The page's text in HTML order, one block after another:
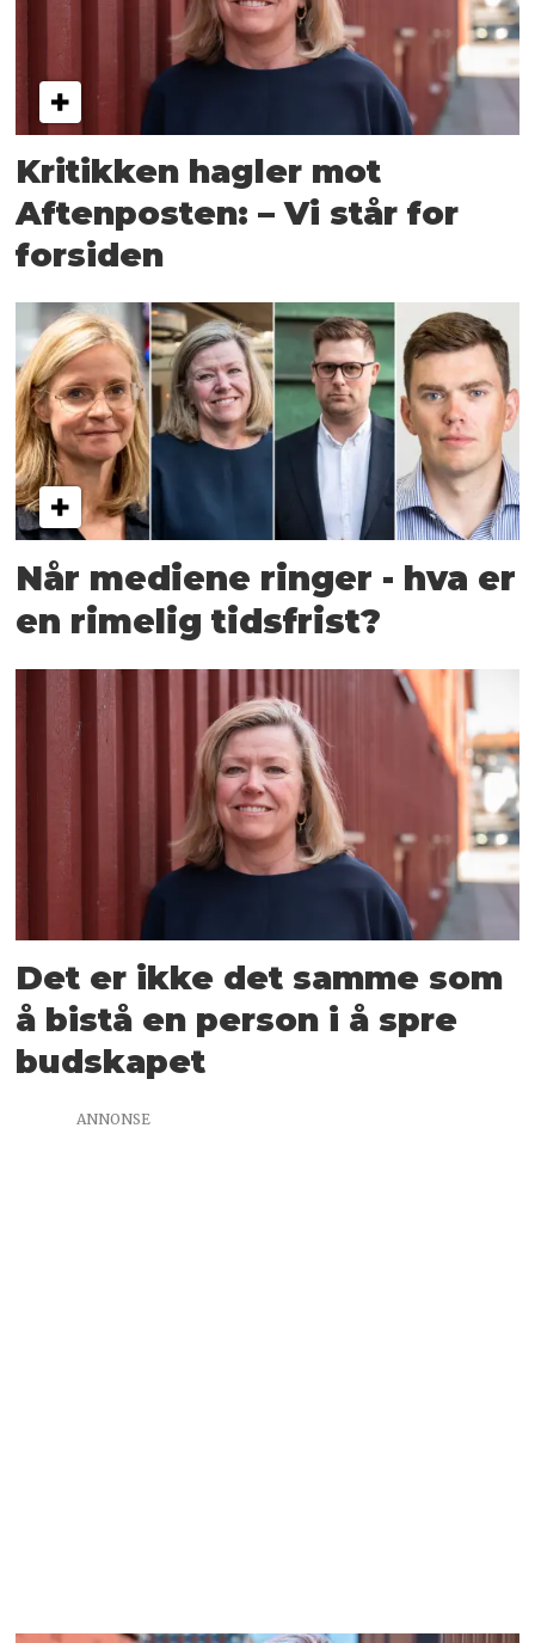
Kritikken hagler mot
Aftenposten: – Vi står for
forsiden
Når mediene ringer - hva er
en rimelig tidsfrist?
Det er ikke det samme som
å bistå en person i å spre
budskapet
ANNONSE